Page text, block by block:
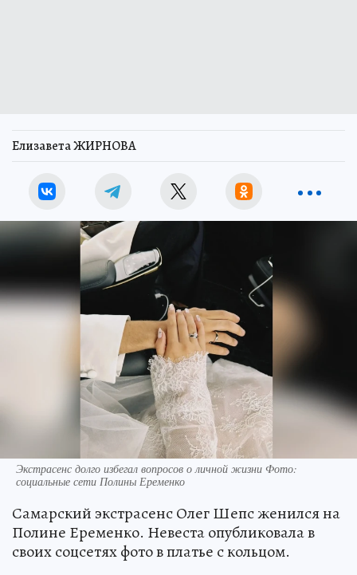
Елизавета ЖИРНОВА
Экстрасенс долго избегал вопросов о личной жизни Фото:
социальные сети Полины Еременко
Самарский экстрасенс Олег Шепс женился на
Полине Еременко. Невеста опубликовала в
своих соцсетях фото в платье с кольцом.